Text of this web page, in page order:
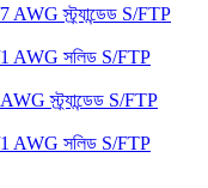
স্ট্র্যান্ডেড S/FTP
AWG সলিড S/FTP
স্ট্র্যান্ডেড S/FTP
AWG সলিড S/FTP